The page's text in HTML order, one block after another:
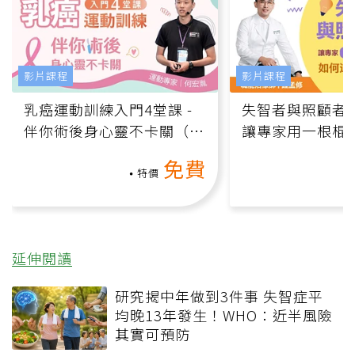
乳癌運動訓練入門4堂課 -
伴你術後身心靈不卡關（線
特價 免費
影片課程
失智者與照顧者
讓專家用一根棍
影片課程
延伸閱讀
研究揭中年做到3件事 失智症平
均晚13年發生！WHO：近半風險
其實可預防